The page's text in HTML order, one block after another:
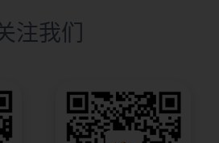
注我们